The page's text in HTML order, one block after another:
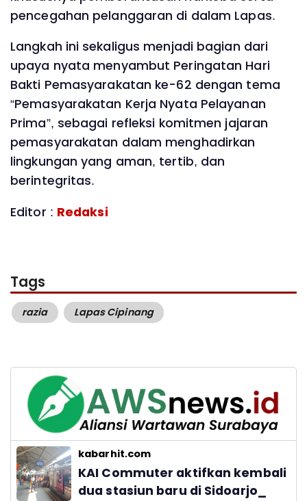
pencegahan pelanggaran di dalam Lapas.
Langkah ini sekaligus menjadi bagian dari
upaya nyata menyambut Peringatan Hari
Bakti Pemasyarakatan ke-62 dengan tema
“Pemasyarakatan Kerja Nyata Pelayanan
Prima”, sebagai refleksi komitmen jajaran
pemasyarakatan dalam menghadirkan
lingkungan yang aman, tertib, dan
berintegritas.
Editor : Redaksi
Tags
razia Lapas Cipinang
kabarhit.com
KAI Commuter aktifkan kembali
dua stasiun baru di Sidoarjo_